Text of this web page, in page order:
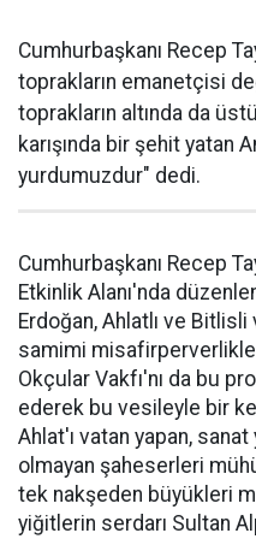
Cumhurbaşkanı Recep
toprakların emanetçisi
toprakların altında da
karışında bir şehit yatan
yurdumuzdur" dedi.
Cumhurbaşkanı Recep
Etkinlik Alanı'nda
Erdoğan, Ahlatlı ve
samimi
Okçular Vakfı'nı da bu
ederek bu vesileyle bir
Ahlat'ı vatan yapan,
olmayan şaheserleri
tek nakşeden büyükleri
yiğitlerin serdarı Sultan